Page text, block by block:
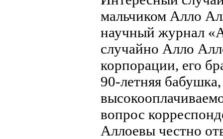
мальчиком Алло
научный журнал
случайно Алло
корпорации, его
90-летняя
вопрос
Аллоевы честно